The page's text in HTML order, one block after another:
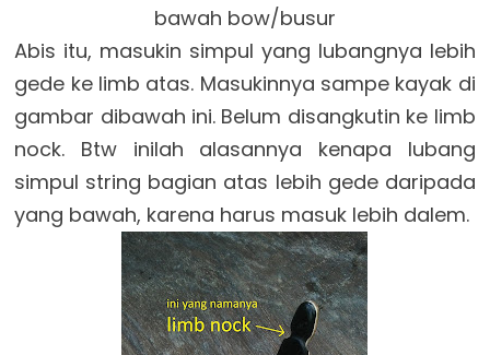
bawah bow/busur
Abis itu, masukin simpul yang lubangnya lebih
gede ke limb atas. Masukinnya sampe kayak di
gambar dibawah ini. Belum disangkutin ke limb
nock. Btw inilah alasannya kenapa lubang
simpul string bagian atas lebih gede daripada
yang bawah, karena harus masuk lebih dalem.